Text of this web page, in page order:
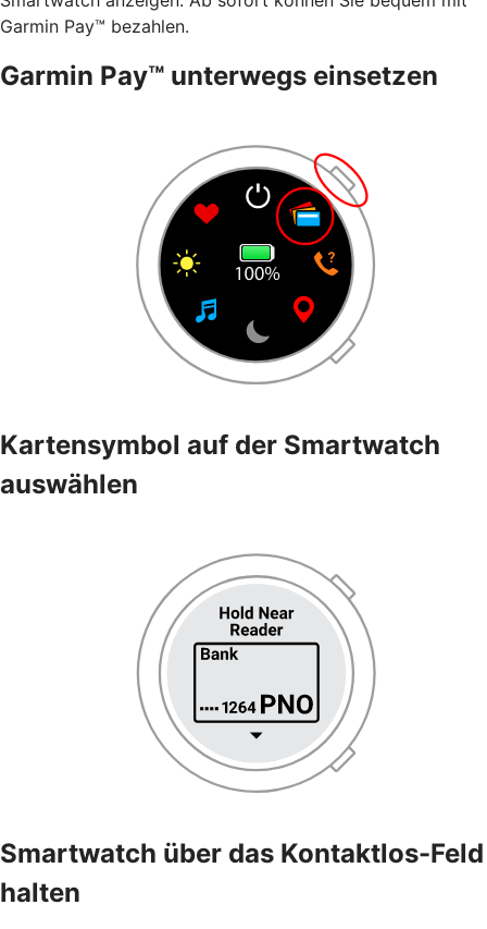
Garmin Pay™ bezahlen.
Garmin Pay™ unterwegs einsetzen
Kartensymbol auf der Smartwatch
auswählen
Smartwatch über das Kontaktlos-Feld
halten